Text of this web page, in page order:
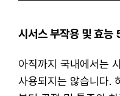
시서스 부작용 및 효능
아직까지 국내에서는
사용되지는 않습니다.